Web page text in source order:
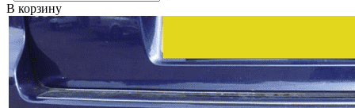
В корзину